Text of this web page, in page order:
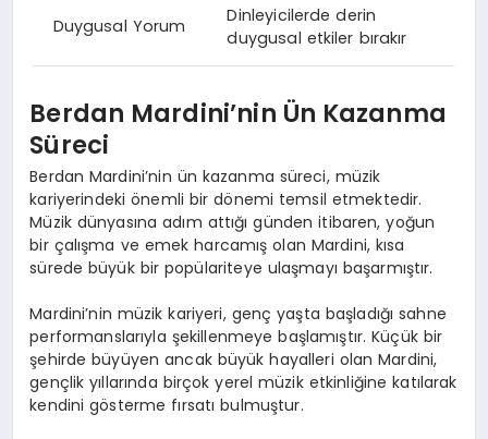
Duygusal Yorum
Dinleyicilerde derin
duygusal etkiler bırakır
Berdan Mardini’nin Ün Kazanma
Süreci
Berdan Mardini’nin ün kazanma süreci, müzik
kariyerindeki önemli bir dönemi temsil etmektedir.
Müzik dünyasına adım attığı günden itibaren, yoğun
bir çalışma ve emek harcamış olan Mardini, kısa
sürede büyük bir popülariteye ulaşmayı başarmıştır.
Mardini’nin müzik kariyeri, genç yaşta başladığı sahne
performanslarıyla şekillenmeye başlamıştır. Küçük bir
şehirde büyüyen ancak büyük hayalleri olan Mardini,
gençlik yıllarında birçok yerel müzik etkinliğine katılarak
kendini gösterme fırsatı bulmuştur.